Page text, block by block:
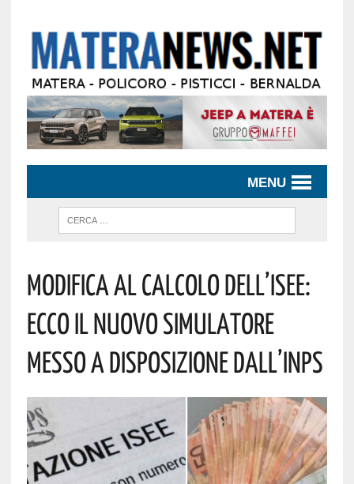
MENU
Modifica Al Calcolo Dell’Isee:
Ecco Il Nuovo Simulatore
Messo A Disposizione Dall’INPS